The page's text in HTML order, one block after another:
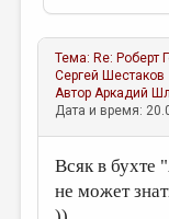
Тема: Re: Роберт
Сергей Шестаков
АвторАркадий
Дата и время:
Всяк в бухте
не может